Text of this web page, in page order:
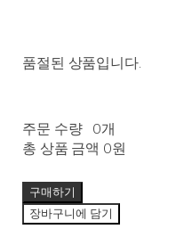
품절된 상품입니다.
주문 수량 0개
총 상품 금액 0원
구매하기
장바구니에 담기